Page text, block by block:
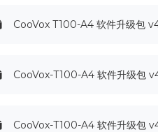
CooVox T100-A4 软件升级包
CooVox-T100-A4 软件升级包
CooVox-T100-A4 软件升级包